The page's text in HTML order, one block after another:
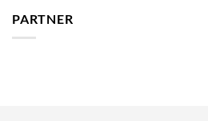
PARTNER